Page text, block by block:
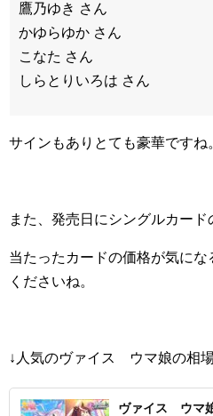
鷹乃ゆき さん
かゆらゆか さん
こなた さん
しらとりいろは さん
サインもありとても豪華ですね
また、発売日にシングルカード
当たったカードの価格が気に
くださいね。
↓人気のヴァイス ウマ娘の相
ヴァイス ウマ